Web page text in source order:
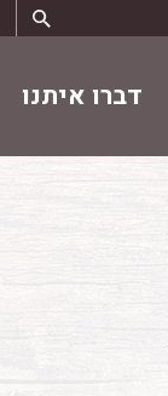
דברו איתנו